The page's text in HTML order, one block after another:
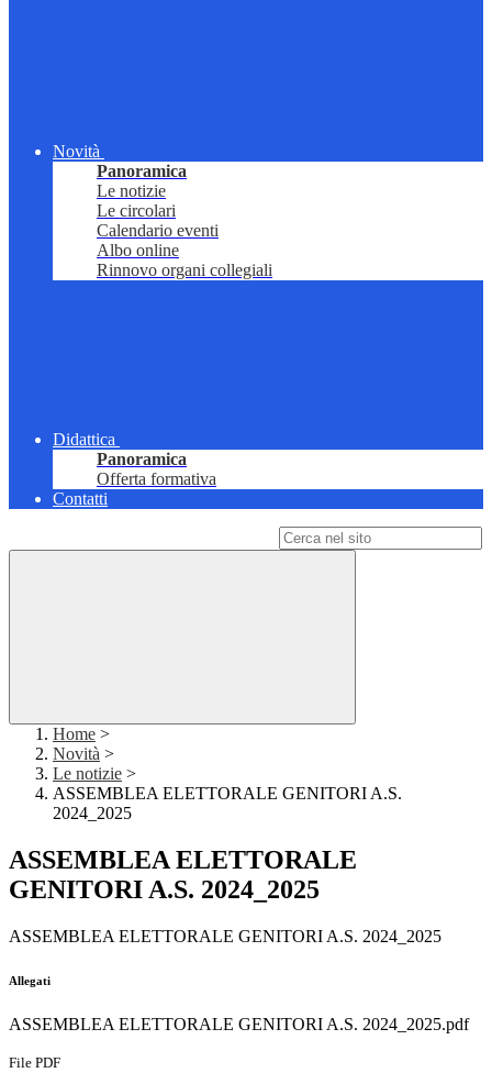
Novità
Panoramica
Le notizie
Le circolari
Calendario eventi
Albo online
Rinnovo organi collegiali
Didattica
Panoramica
Offerta formativa
Contatti
Home >
Novità >
Le notizie >
ASSEMBLEA ELETTORALE GENITORI A.S.
2024_2025
ASSEMBLEA ELETTORALE
GENITORI A.S. 2024_2025
ASSEMBLEA ELETTORALE GENITORI A.S. 2024_2025
Allegati
ASSEMBLEA ELETTORALE GENITORI A.S. 2024_2025.pdf
File PDF